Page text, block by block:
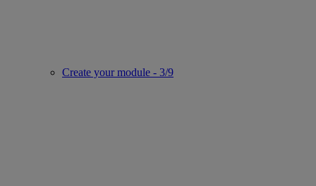
Create your module - 3/9